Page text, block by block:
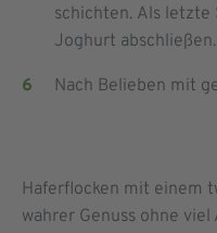
schichten. Als
Joghurt abschließen.
Nach Belieben mit
Haferflocken mit einem
wahrer Genuss ohne viel